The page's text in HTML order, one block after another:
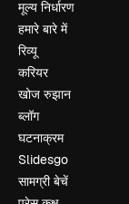
मूल्य निर्धारण
हमारे बारे में
रिव्यू
करियर
खोज रुझान
ब्लॉग
घटनाक्रम
Slidesgo
सामग्री बेचें